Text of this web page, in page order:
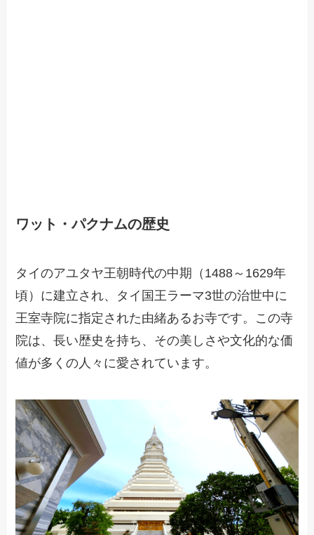
ワット・パクナムの歴史
タイのアユタヤ王朝時代の中期（1488～1629年
頃）に建立され、タイ国王ラーマ3世の治世中に
王室寺院に指定された由緒あるお寺です。この寺
院は、長い歴史を持ち、その美しさや文化的な価
値が多くの人々に愛されています。